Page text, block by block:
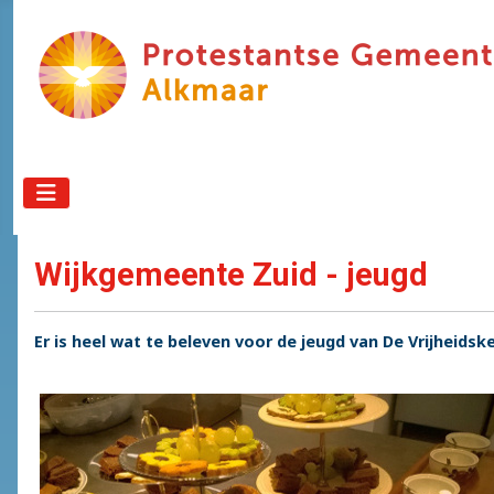
Wijkgemeente Zuid - jeugd
Er is heel wat te beleven voor de jeugd van De